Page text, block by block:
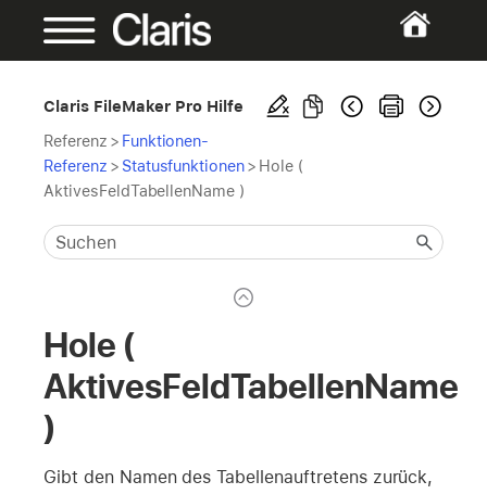
Claris FileMaker Pro Hilfe
Referenz > Funktionen-
Referenz > Statusfunktionen> Hole (
AktivesFeldTabellenName )
Hole (
AktivesFeldTabellenName
)
Gibt den Namen des Tabellenauftretens zurück,